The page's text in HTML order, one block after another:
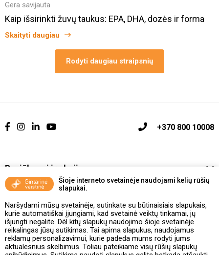
Šioje interneto svetainėje naudojami kelių rūšių
slapukai.
Naršydami mūsų svetainėje, sutinkate su būtinaisiais slapukais,
kurie automatiškai įjungiami, kad svetainė veiktų tinkamai, jų
išjungti negalite. Dėl kitų slapukų naudojimo šioje svetainėje
reikalingas jūsų sutikimas. Tai apima slapukus, naudojamus
reklamų personalizavimui, kurie padeda mums rodyti jums
aktualesnius skelbimus. Toliau pateikiame visų rūšių slapukų
Gera savijauta
Kaip išsirinkti žuvų taukus: EPA, DHA, dozės ir forma
Skaityti daugiau
Rodyti daugiau straipsnių
+370 800 10008
Pasiūlymai ir akcijos
Vakcinavimo tvarka ir taisyklės
Kontaktai ir Karjera
Taisyklės ir politika